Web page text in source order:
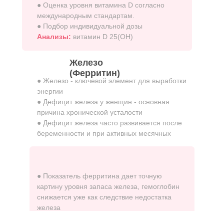
● Оценка уровня витамина D согласно
международным стандартам.
● Подбор индивидуальной дозы
Анализы: витамин D 25(ОН)
Железо
(Ферритин)
● Показатель ферритина дает точную
картину уровня запаса железа, гемоглобин
снижается уже как следствие недостатка
железа
● Железо - ключевой элемент для выработки
энергии
● Дефицит железа у женщин - основная
причина хронической усталости
● Дефицит железа часто развивается после
беременности и при активных месячных